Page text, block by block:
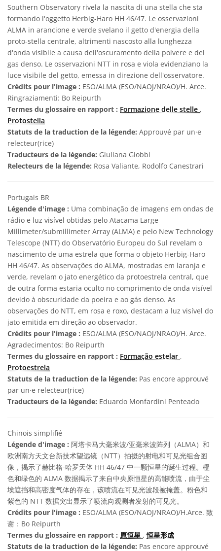
Southern Observatory rivela la nascita di una stella che sta
formando l'oggetto Herbig-Haro HH 46/47. Le osservazioni
ALMA in arancione e verde svelano il getto d'energia della
proto-stella centrale, altrimenti nascosto alla lunghezza
d'onda visibile a causa dell'oscuramento della polvere e del
gas denso. Le osservazioni NTT in rosa e viola evidenziano la
luce visibile del getto, emessa in direzione dell'osservatore.
Crédits pour l'image : ESO/ALMA (ESO/NAOJ/NRAO)/H. Arce.
Ringraziamenti: Bo Reipurth
Termes du glossaire en rapport : Formazione delle stelle ,
Protostella
Statuts de la traduction de la légende: Approuvé par un·e
relecteur(rice)
Traducteurs de la légende: Giuliana Giobbi
Relecteurs de la légende: Rosa Valiante, Rodolfo Canestrari
Portugais BR
Légende d'image : Uma combinação de imagens em ondas de
rádio e luz visível obtidas pelo Atacama Large
Millimeter/submillimeter Array (ALMA) e pelo New Technology
Telescope (NTT) do Observatório Europeu do Sul revelam o
nascimento de uma estrela que forma o objeto Herbig-Haro
HH 46/47. As observações do ALMA, mostradas em laranja e
verde, revelam o jato energético da protoestrela central, que
de outra forma estaria oculto no comprimento de onda visível
devido à obscuridade da poeira e ao gás denso. As
observações do NTT, em rosa e roxo, destacam a luz visível do
jato emitida em direção ao observador.
Crédits pour l'image : ESO/ALMA (ESO/NAOJ/NRAO)/H. Arce.
Agradecimentos: Bo Reipurth
Termes du glossaire en rapport : Formação estelar ,
Protoestrela
Statuts de la traduction de la légende: Pas encore approuvé
par un·e relecteur(rice)
Traducteurs de la légende: Eduardo Monfardini Penteado
Chinois simplifié
Légende d'image : 阿塔卡马大毫米波/亚毫米波阵列（ALMA）和
欧洲南方天文台新技术望远镜（NTT）拍摄的射电和可见光组合图
像，揭示了赫比格-哈罗天体 HH 46/47 中一颗恒星的诞生过程。橙
色和绿色的 ALMA 数据揭示了来自中央原恒星的高能喷流，由于尘
埃遮挡和高密度气体的存在，该喷流在可见光波段被掩盖。粉色和
紫色的 NTT 数据突出显示了喷流向观测者发射的可见光。
Crédits pour l'image : ESO/ALMA (ESO/NAOJ/NRAO)/H.Arce. 致
谢：Bo Reipurth
Termes du glossaire en rapport : 原恒星 ,恒星形成
Statuts de la traduction de la légende: Pas encore approuvé